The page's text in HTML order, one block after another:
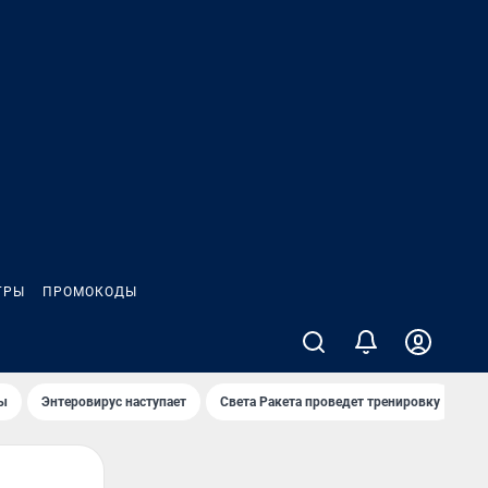
ПРОМОКОДЫ
Энтеровирус наступает Света Ракета проведет тренировку